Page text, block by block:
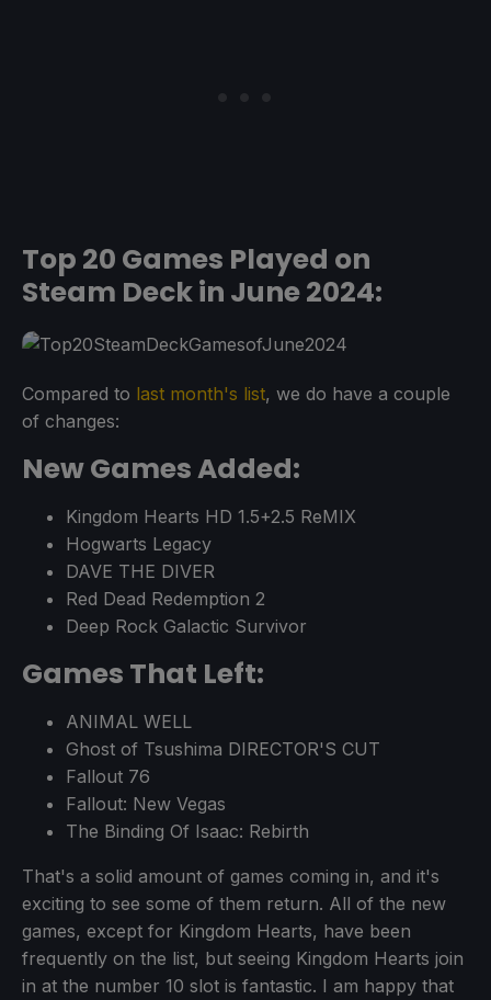
Top 20 Games Played on
Steam Deck in June 2024:
Compared to last month's list, we do have a couple
of changes:
New Games Added:
Kingdom Hearts HD 1.5+2.5 ReMIX
Hogwarts Legacy
DAVE THE DIVER
Red Dead Redemption 2
Deep Rock Galactic Survivor
Games That Left:
ANIMAL WELL
Ghost of Tsushima DIRECTOR'S CUT
Fallout 76
Fallout: New Vegas
The Binding Of Isaac: Rebirth
That's a solid amount of games coming in, and it's
exciting to see some of them return. All of the new
games, except for Kingdom Hearts, have been
frequently on the list, but seeing Kingdom Hearts join
in at the number 10 slot is fantastic. I am happy that